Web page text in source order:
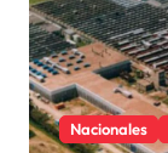
Nacionales